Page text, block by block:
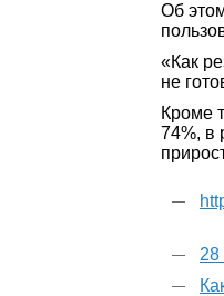
Об
«Как
не
Кроме
74%, в
28